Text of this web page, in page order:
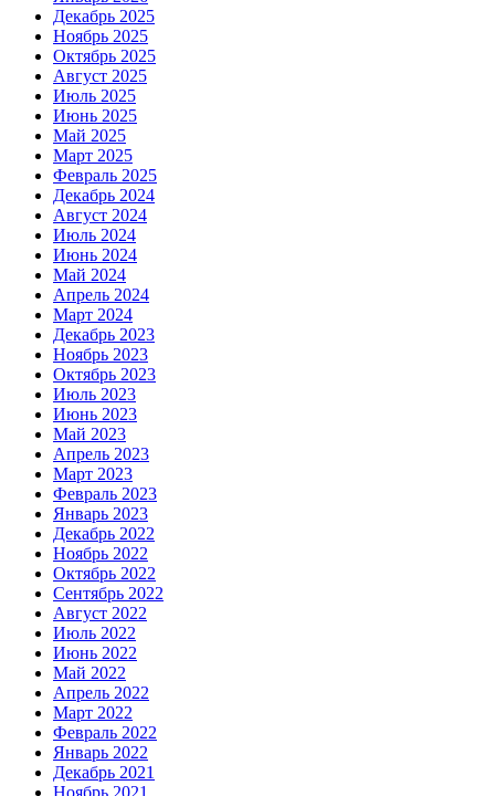
Декабрь 2025
Ноябрь 2025
Октябрь 2025
Август 2025
Июль 2025
Июнь 2025
Май 2025
Март 2025
Февраль 2025
Декабрь 2024
Август 2024
Июль 2024
Июнь 2024
Май 2024
Апрель 2024
Март 2024
Декабрь 2023
Ноябрь 2023
Октябрь 2023
Июль 2023
Июнь 2023
Май 2023
Апрель 2023
Март 2023
Февраль 2023
Январь 2023
Декабрь 2022
Ноябрь 2022
Октябрь 2022
Сентябрь 2022
Август 2022
Июль 2022
Июнь 2022
Май 2022
Апрель 2022
Март 2022
Февраль 2022
Январь 2022
Декабрь 2021